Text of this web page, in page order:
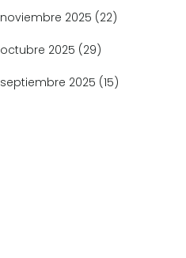
noviembre 2025 (22)
octubre 2025 (29)
septiembre 2025 (15)